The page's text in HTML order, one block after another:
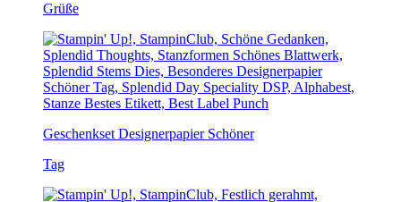
Grüße
Geschenkset Designerpapier Schöner
Tag